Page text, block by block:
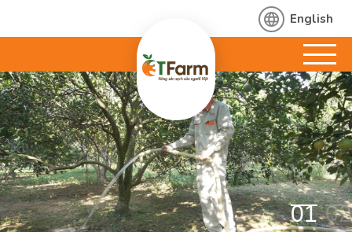
English
01 02